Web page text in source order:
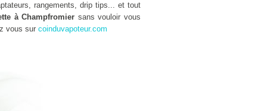
rangements, drip tips... et tout
à Champfromier sans vouloir vous
vous sur coinduvapoteur.com